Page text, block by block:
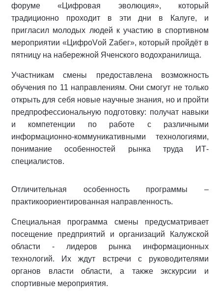
форуме «Цифровая эволюция», который
традиционно проходит в эти дни в Калуге, и
пригласил молодых людей к участию в спортивном
мероприятии «ЦифроVой Zабег», который пройдёт в
пятницу на набережной Яченского водохранилища.
Участникам смены предоставлена возможность
обучения по 11 направлениям. Они смогут не только
открыть для себя новые научные знания, но и пройти
предпрофессиональную подготовку: получат навыки
и компетенции по работе с различными
информационно-коммуникативными технологиями,
понимание особенностей рынка труда ИТ-
специалистов.
Отличительная особенность программы –
практикоориентированная направленность.
Специальная программа смены предусматривает
посещение предприятий и организаций Калужской
области - лидеров рынка информационных
технологий. Их ждут встречи с руководителями
органов власти области, а также экскурсии и
спортивные мероприятия.